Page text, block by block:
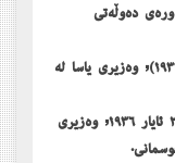
ئەفسەری گەورەی دەوڵەتی
(حاجی مەلا سەعید کەرکووکلی زادە) (١٨٦٦-١٩٣٧), وەزیری یاسا لە
(مستەفا یامولکی )٢٥ كانونی دووه‌م ١٨٦٦ - ٢٥ ئایار ١٩٣٦, وەزیری